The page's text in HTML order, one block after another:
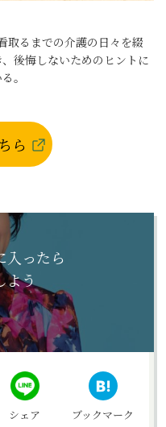
取るまでの介護の日々を綴
後悔しないためのヒントに
。
ら
入ったら
よう
シェア ブックマーク